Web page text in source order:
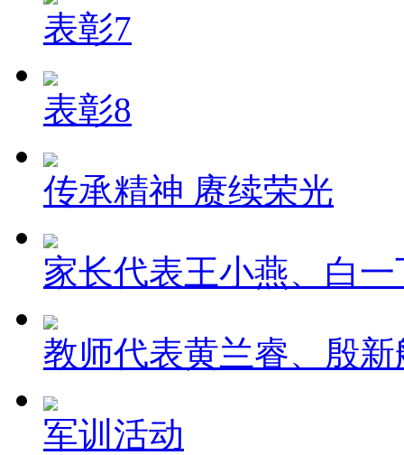
表彰7
表彰8
传承精神 赓续荣光
家长代表王小燕、白
教师代表黄兰睿、殷
军训活动